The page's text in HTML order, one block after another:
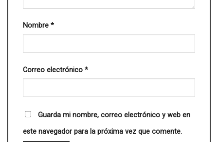
Nombre *
Correo electrónico *
Guarda mi nombre, correo electrónico y web en
este navegador para la próxima vez que comente.